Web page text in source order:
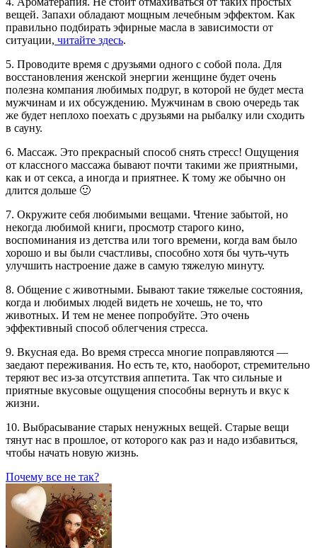
вещей. Запахи обладают мощным лечебным эффектом. Как
правильно подбирать эфирные масла в зависимости от
ситуации, читайте здесь.
5. Проводите время с друзьями одного с собой пола. Для
восстановления женской энергии женщине будет очень
полезна компания любимых подруг, в которой не будет места
мужчинам и их обсуждению. Мужчинам в свою очередь так
же будет неплохо поехать с друзьями на рыбалку или сходить
в сауну.
6. Массаж. Это прекрасный способ снять стресс! Ощущения
от классного массажа бывают почти такими же приятными,
как и от секса, а иногда и приятнее. К тому же обычно он
длится дольше 🙂
7. Окружите себя любимыми вещами. Чтение забытой, но
некогда любимой книги, просмотр старого кино,
воспоминания из детства или того времени, когда вам было
хорошо и вы были счастливы, способно хотя бы чуть-чуть
улучшить настроение даже в самую тяжелую минуту.
8. Общение с животными. Бывают такие тяжелые состояния,
когда и любимых людей видеть не хочешь, не то, что
животных. И тем не менее попробуйте. Это очень
эффективный способ облегчения стресса.
9. Вкусная еда. Во время стресса многие поправляются —
заедают переживания. Но есть те, кто, наоборот, стремительно
теряют вес из-за отсутствия аппетита. Так что сильные и
приятные вкусовые ощущения способны вернуть и вкус к
жизни.
10. Выбрасывание старых ненужных вещей. Старые вещи
тянут нас в прошлое, от которого как раз и надо избавиться,
чтобы начать новую жизнь.
Навигация
по
записям
Почему все не так?